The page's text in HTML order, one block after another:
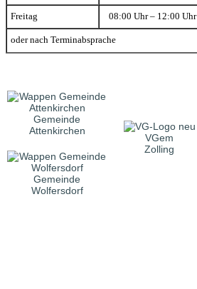
Freitag 08:00 Uhr – 12:00 Uhr
oder nach Terminabsprache
Gemeinde
Attenkirchen
VGem
Zolling
Gemeinde
Wolfersdorf